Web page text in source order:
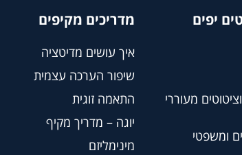
יפים
מעוררי
ומשפטי
מדריכים מקיפים
איך עושים מדיטציה
שיפור הערכה עצמית
התאמה זוגית
יוגה – מדריך מקיף
מינימליזם